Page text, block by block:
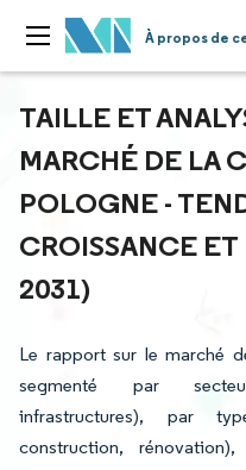
À propos de
TAILLE ET
MARCHÉ DE LA
POLOGNE -
CROISSANCE
2031)
Le rapport sur le marché
segmenté par
infrastructures), par
construction,